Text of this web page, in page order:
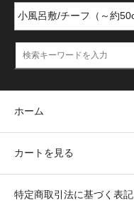
ホーム
カートを見る
特定商取引法に基づく表記